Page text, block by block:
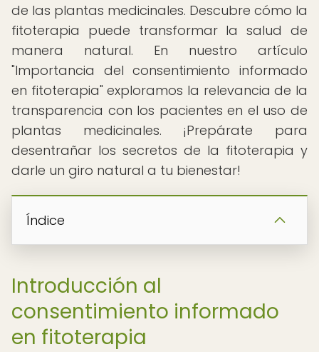
de las plantas medicinales. Descubre cómo la
fitoterapia puede transformar la salud de
manera natural. En nuestro artículo
"Importancia del consentimiento informado
en fitoterapia" exploramos la relevancia de la
transparencia con los pacientes en el uso de
plantas medicinales. ¡Prepárate para
desentrañar los secretos de la fitoterapia y
darle un giro natural a tu bienestar!
Índice
Introducción al
consentimiento informado
en fitoterapia